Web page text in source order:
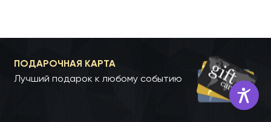
ПОДАРОЧНАЯ КАРТА
Лучший подарок к любому событию